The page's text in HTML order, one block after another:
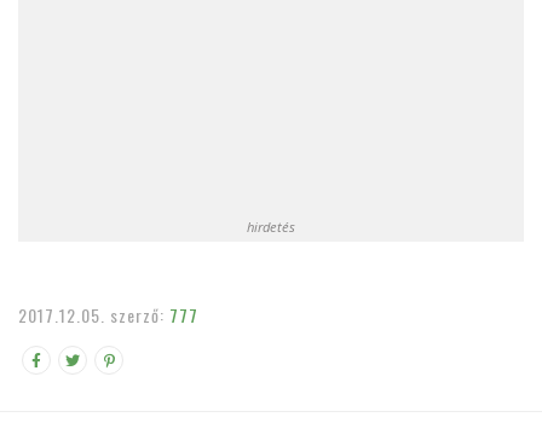
hirdetés
2017.12.05. szerző: 777